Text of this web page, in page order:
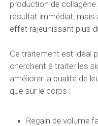
production de
résultat immédiat, mais
effet rajeunissant plus
Ce traitement est idéal
cherchent à traiter les
améliorer la qualité de
que sur le corps :
Regain de volume